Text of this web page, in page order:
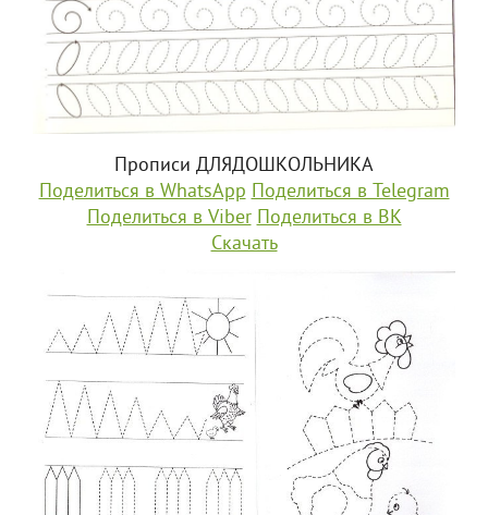
Прописи ДЛЯДОШКОЛЬНИКА
Поделиться в WhatsApp Поделиться в Telegram
Поделиться в Viber Поделиться в ВК
Скачать